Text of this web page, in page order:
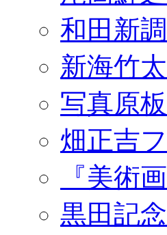
和田新
新海竹
写真原
畑正吉
『美術
黒田記